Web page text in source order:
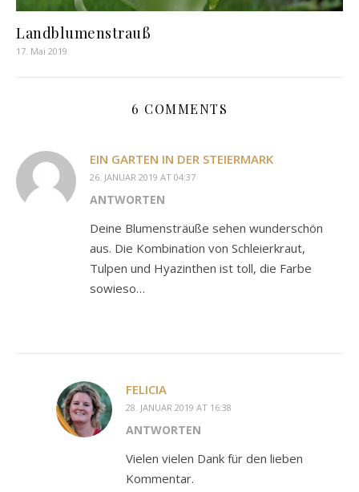
Landblumenstrauß
17. Mai 2019
6 COMMENTS
EIN GARTEN IN DER STEIERMARK
26. JANUAR 2019 AT 04:37
ANTWORTEN
Deine Blumensträuße sehen wunderschön
aus. Die Kombination von Schleierkraut,
Tulpen und Hyazinthen ist toll, die Farbe
sowieso…
FELICIA
28. JANUAR 2019 AT 16:38
ANTWORTEN
Vielen vielen Dank für den lieben
Kommentar.